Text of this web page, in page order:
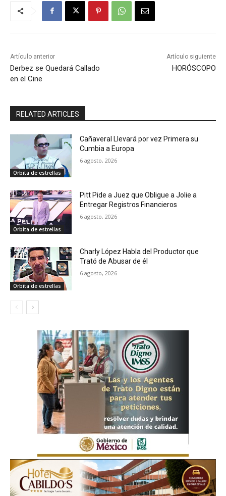
Artículo anterior
Derbez se Quedará Callado
en el Cine
Artículo siguiente
HORÓSCOPO
RELATED ARTICLES
Orbita de estrellas
Cañaveral Llevará por vez Primera su
Cumbia a Europa
6 agosto, 2026
Orbita de estrellas
Pitt Pide a Juez que Obligue a Jolie a
Entregar Registros Financieros
6 agosto, 2026
Orbita de estrellas
Charly López Habla del Productor que
Trató de Abusar de él
6 agosto, 2026